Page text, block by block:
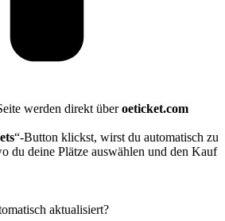
werden direkt überoeticket.com
“-Button klickst, wirst du automatisch zu
du deine Plätze auswählen und den Kauf
aktualisiert?